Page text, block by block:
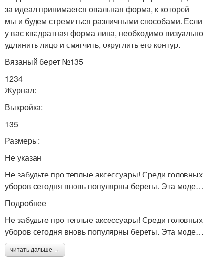
за идеал принимается овальная форма, к которой
мы и будем стремиться различными способами. Если
у вас квадратная форма лица, необходимо визуально
удлинить лицо и смягчить, округлить его контур.
Вязаный берет №135
1234
Журнал:
Выкройка:
135
Размеры:
Не указан
Не забудьте про теплые аксессуары! Среди головных
уборов сегодня вновь популярны береты. Эта моде…
Подробнее
Не забудьте про теплые аксессуары! Среди головных
уборов сегодня вновь популярны береты. Эта моде…
читать дальше →